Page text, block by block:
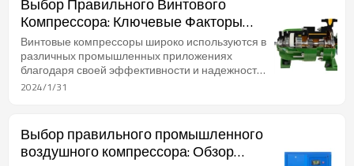
закрывается.
Выбор Правильного Винтового
Компрессора: Ключевые Факторы
для Рассмотрения в Промышленных
Применениях
Винтовые компрессоры широко используются в
различных промышленных приложениях
благодаря своей эффективности и надежности.
Эти компрессоры работают путем сжатия
поступлению сжатого воздуха. Сжатый воздух
затем может использоваться для питания
пневматических инструментов, работы
2024/1/31
Выбор правильного промышленного
воздушного компрессора: Обзор